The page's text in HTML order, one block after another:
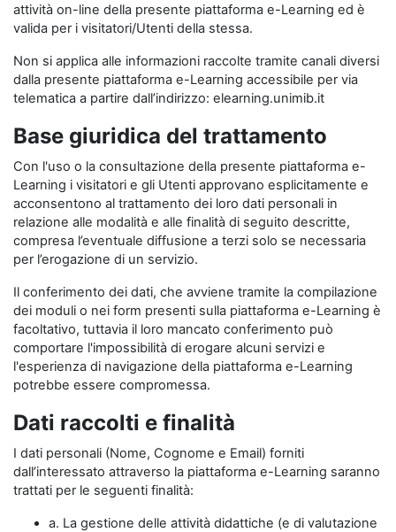
attività on-line della presente piattaforma e-Learning ed è
valida per i visitatori/Utenti della stessa.
Non si applica alle informazioni raccolte tramite canali diversi
dalla presente piattaforma e-Learning accessibile per via
telematica a partire dall’indirizzo: elearning.unimib.it
Base giuridica del trattamento
Con l'uso o la consultazione della presente piattaforma e-
Learning i visitatori e gli Utenti approvano esplicitamente e
acconsentono al trattamento dei loro dati personali in
relazione alle modalità e alle finalità di seguito descritte,
compresa l’eventuale diffusione a terzi solo se necessaria
per l’erogazione di un servizio.
Il conferimento dei dati, che avviene tramite la compilazione
dei moduli o nei form presenti sulla piattaforma e-Learning è
facoltativo, tuttavia il loro mancato conferimento può
comportare l'impossibilità di erogare alcuni servizi e
l'esperienza di navigazione della piattaforma e-Learning
potrebbe essere compromessa.
Dati raccolti e finalità
I dati personali (Nome, Cognome e Email) forniti
dall’interessato attraverso la piattaforma e-Learning saranno
trattati per le seguenti finalità:
a. La gestione delle attività didattiche (e di valutazione